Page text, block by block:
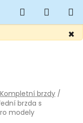
×
Hledat
KOŠÍK
Kompletní brzdy /
brzda s
modely